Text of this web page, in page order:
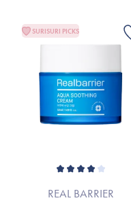
SURISURI PICKS
REAL BARRIER